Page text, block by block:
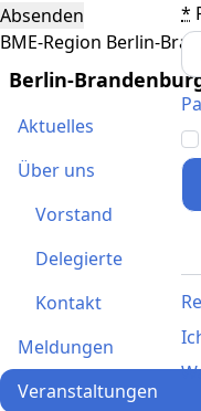
*
Absenden
BME-Region Berlin-
Berlin-
Aktuelles
Über uns
Vorstand
Delegierte
Kontakt
Meldungen
Veranstaltungen